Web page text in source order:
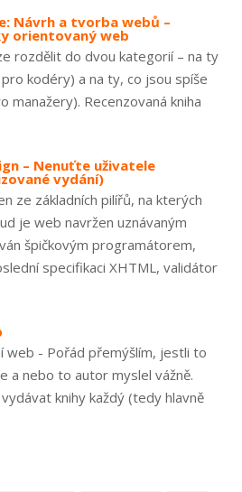
Návrh a tvorba webů –
orientovaný web
rozdělit do dvou kategorií – na ty
kodéry) a na ty, co jsou spíše
manažery). Recenzovaná kniha
– Nenuťte uživatele
vydání)
ze základních pilířů, na kterých
je web navržen uznávaným
špičkovým programátorem,
specifikaci XHTML, validátor
web - Pořád přemýšlím, jestli to
a nebo to autor myslel vážně.
knihy každý (tedy hlavně